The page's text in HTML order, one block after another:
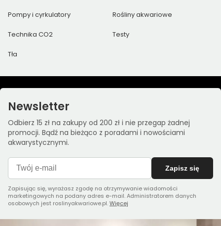
Pompy i cyrkulatory Rośliny akwariowe
Technika CO2 Testy
Tła
Newsletter
Odbierz 15 zł na zakupy od 200 zł i nie przegap żadnej
promocji. Bądź na bieżąco z poradami i nowościami
akwarystycznymi.
Zapisz się
Zapisując się, wyrażasz zgodę na otrzymywanie wiadomości
marketingowych na podany adres e-mail. Administratorem danych
osobowych jest roslinyakwariowe.pl.Więcej